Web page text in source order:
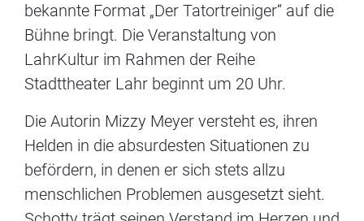
bekannte Format „Der Tatortreiniger“ auf die
Bühne bringt. Die Veranstaltung von
LahrKultur im Rahmen der Reihe
Stadttheater Lahr beginnt um 20 Uhr.
Die Autorin Mizzy Meyer versteht es, ihren
Helden in die absurdesten Situationen zu
befördern, in denen er sich stets allzu
menschlichen Problemen ausgesetzt sieht.